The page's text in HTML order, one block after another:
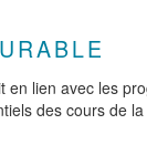
lien avec les
des cours de